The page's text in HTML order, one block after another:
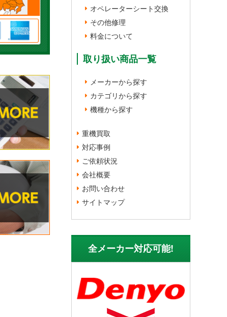
オペレーターシート交換
その他修理
料金について
取り扱い商品一覧
メーカーから探す
カテゴリから探す
機種から探す
重機買取
対応事例
ご依頼状況
会社概要
お問い合わせ
サイトマップ
全メーカー対応可能!